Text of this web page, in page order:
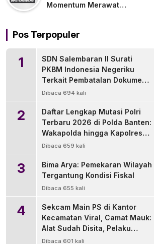
Momentum Merawat
Pos Terpopuler
1
SDN Salembaran II Surati
PKBM Indonesia Negeriku
Terkait Pembatalan Dokumen
Pengganti Ijazah
Dibaca 694 kali
2
Daftar Lengkap Mutasi Polri
Terbaru 2026 di Polda Banten:
Wakapolda hingga Kapolres
Diganti
Dibaca 659 kali
3
Bima Arya: Pemekaran Wilayah
Tergantung Kondisi Fiskal
Dibaca 655 kali
4
Sekcam Main PS di Kantor
Kecamatan Viral, Camat Mauk:
Alat Sudah Disita, Pelaku
Disanksi Tegur
Dibaca 601 kali